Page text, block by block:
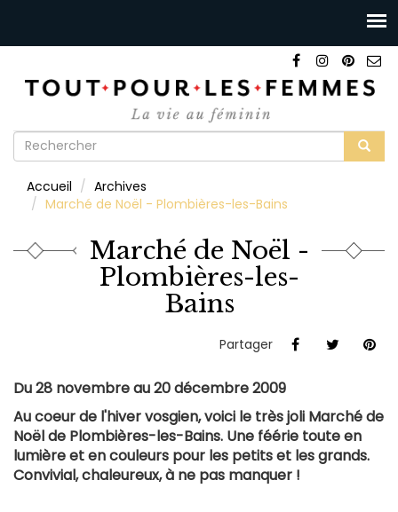
Formulaire
recherche
Accueil
Archives
Marché de Noël - Plombières-les-Bains
Marché de Noël -
Plombières-les-
Bains
Partager
Du 28 novembre au 20 décembre 2009
Au coeur de l'hiver vosgien, voici le très joli Marché de
Noël de Plombières-les-Bains. Une féérie toute en
lumière et en couleurs pour les petits et les grands.
Convivial, chaleureux, à ne pas manquer !